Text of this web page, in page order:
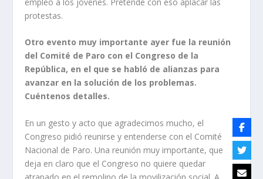
protestas.
Otro evento muy importante ayer fue la reunión
del Comité de Paro con el Congreso de la
República, en el que se habló de alianzas para
avanzar en la solución de los problemas.
Cuéntenos detalles.
En un gesto y acto que agradecimos mucho, el
Congreso pidió reunirse y entenderse con el Comité
Nacional de Paro. Una reunión muy importante, que
deja en claro que el Congreso no quiere quedar